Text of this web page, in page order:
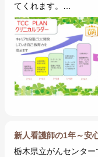
てくれます。…
新人看護師の1年～安
栃木県立がんセンタ